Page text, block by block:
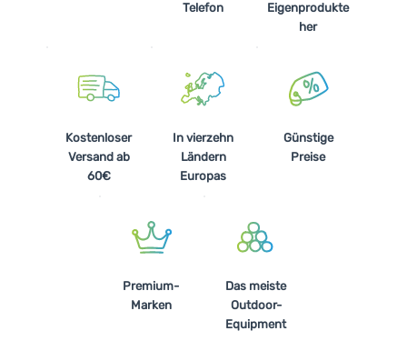
Telefon
Eigenprodukte
her
Kostenloser
Versand ab
60€
In vierzehn
Ländern
Europas
Günstige
Preise
Premium-
Marken
Das meiste
Outdoor-
Equipment